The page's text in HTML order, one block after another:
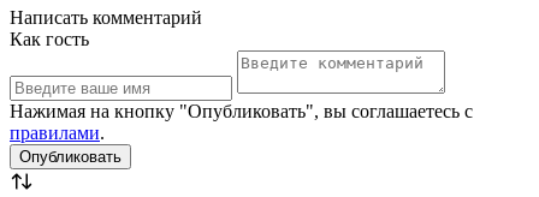
Написать комментарий
Как гость
Нажимая на кнопку "Опубликовать", вы соглашаетесь с
правилами.